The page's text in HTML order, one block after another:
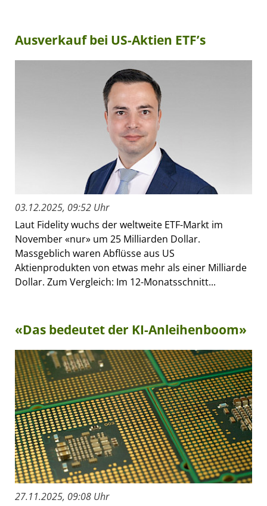
Ausverkauf bei US-Aktien ETF’s
03.12.2025, 09:52 Uhr
Laut Fidelity wuchs der weltweite ETF-Markt im
November «nur» um 25 Milliarden Dollar.
Massgeblich waren Abflüsse aus US
Aktienprodukten von etwas mehr als einer Milliarde
Dollar. Zum Vergleich: Im 12-Monatsschnitt...
«Das bedeutet der KI-Anleihenboom»
27.11.2025, 09:08 Uhr